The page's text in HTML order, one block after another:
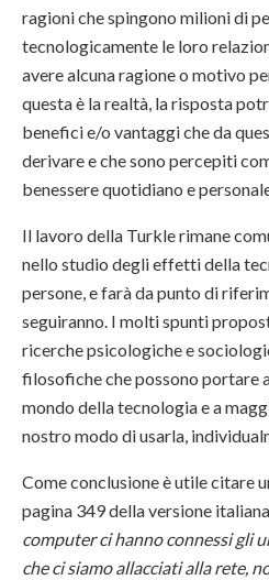
ragioni che spingono milioni di
tecnologicamente le loro
avere alcuna ragione o motivo
questa è la realtà, la risposta
benefici e/o vantaggi che da
derivare e che sono percepiti
benessere quotidiano e
Il lavoro della Turkle rimane
nello studio degli effetti della
persone, e farà da punto di
seguiranno. I molti spunti
ricerche psicologiche e
filosofiche che possono portare
mondo della tecnologia e a
nostro modo di usarla,
Come conclusione è utile citare
pagina 349 della versione
computer ci hanno connessi gli
che ci siamo allacciati alla rete,